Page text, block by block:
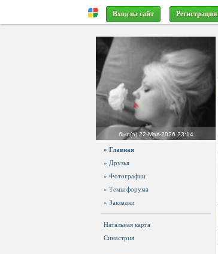
Вход на сайт Регистрация
был(а)22-Мая-2026 23:14
» Главная
» Друзья
» Фотографии
» Темы форума
» Закладки
Натальная карта
Синастрия